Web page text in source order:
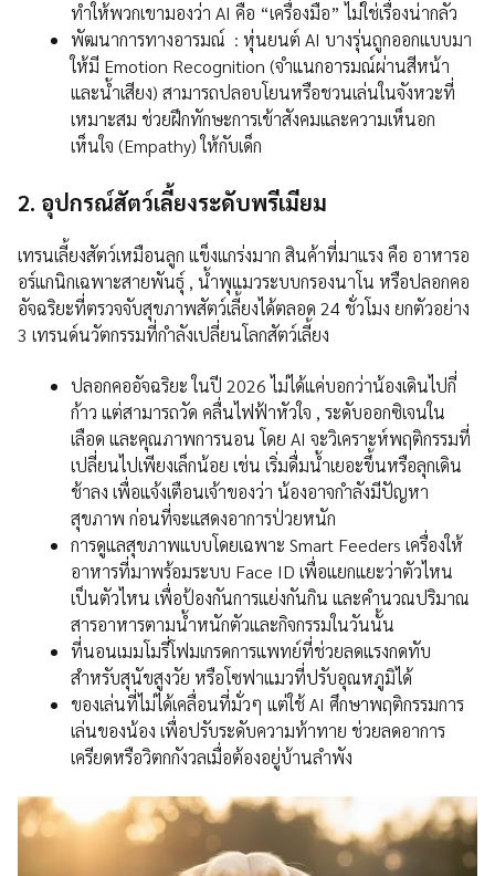
ทำให้พวกเขามองว่า AI คือ “เครื่องมือ” ไม่ใช่เรื่องน่ากลัว
พัฒนาการทางอารมณ์ : หุ่นยนต์ AI บางรุ่นถูกออกแบบมา
ให้มี Emotion Recognition (จำแนกอารมณ์ผ่านสีหน้า
และน้ำเสียง) สามารถปลอบโยนหรือชวนเล่นในจังหวะที่
เหมาะสม ช่วยฝึกทักษะการเข้าสังคมและความเห็นอก
เห็นใจ (Empathy) ให้กับเด็ก
2. อุปกรณ์สัตว์เลี้ยงระดับพรีเมียม
เทรนเลี้ยงสัตว์เหมือนลูก แข็งแกร่งมาก สินค้าที่มาแรง คือ อาหารอ
อร์แกนิกเฉพาะสายพันธุ์ , น้ำพุแมวระบบกรองนาโน หรือปลอกคอ
อัจฉริยะที่ตรวจจับสุขภาพสัตว์เลี้ยงได้ตลอด 24 ชั่วโมง ยกตัวอย่าง
3 เทรนด์นวัตกรรมที่กำลังเปลี่ยนโลกสัตว์เลี้ยง
ปลอกคออัจฉริยะ ในปี 2026 ไม่ได้แค่บอกว่าน้องเดินไปกี่
ก้าว แต่สามารถวัด คลื่นไฟฟ้าหัวใจ , ระดับออกซิเจนใน
เลือด และคุณภาพการนอน โดย AI จะวิเคราะห์พฤติกรรมที่
เปลี่ยนไปเพียงเล็กน้อย เช่น เริ่มดื่มน้ำเยอะขึ้นหรือลุกเดิน
ช้าลง เพื่อแจ้งเตือนเจ้าของว่า น้องอาจกำลังมีปัญหา
สุขภาพ ก่อนที่จะแสดงอาการป่วยหนัก
การดูแลสุขภาพแบบโดยเฉพาะ Smart Feeders เครื่องให้
อาหารที่มาพร้อมระบบ Face ID เพื่อแยกแยะว่าตัวไหน
เป็นตัวไหน เพื่อป้องกันการแย่งกันกิน และคำนวณปริมาณ
สารอาหารตามน้ำหนักตัวและกิจกรรมในวันนั้น
ที่นอนเมมโมรี่โฟมเกรดการแพทย์ที่ช่วยลดแรงกดทับ
สำหรับสุนัขสูงวัย หรือโซฟาแมวที่ปรับอุณหภูมิได้
ของเล่นที่ไม่ได้เคลื่อนที่มั่วๆ แต่ใช้ AI ศึกษาพฤติกรรมการ
เล่นของน้อง เพื่อปรับระดับความท้าทาย ช่วยลดอาการ
เครียดหรือวิตกกังวลเมื่อต้องอยู่บ้านลำพัง